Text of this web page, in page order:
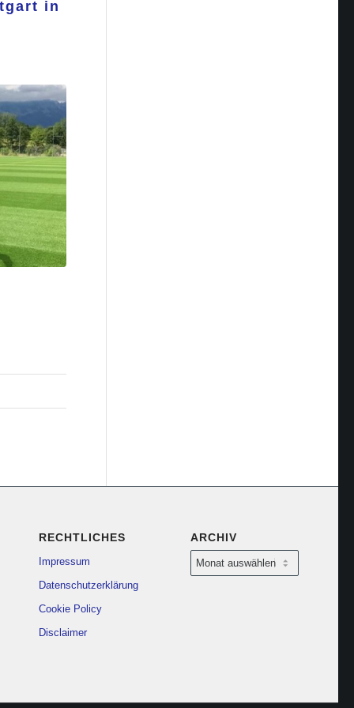
in
RECHTLICHES
Impressum
Datenschutzerklärung
Cookie Policy
Disclaimer
ARCHIV